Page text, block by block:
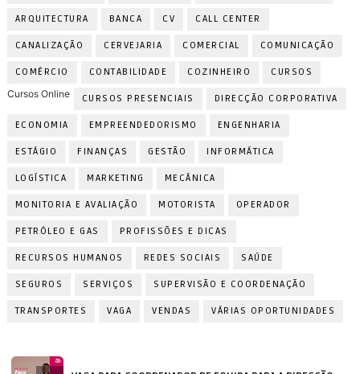
ARQUITECTURA BANCA CV CALL CENTER
CANALIZAÇÃO CERVEJARIA COMERCIAL COMUNICAÇÃO
COMÉRCIO CONTABILIDADE COZINHEIRO
CURSOS
Cursos Online
CURSOS PRESENCIAIS DIRECÇÃO CORPORATIVA
ECONOMIA EMPREENDEDORISMO ENGENHARIA
ESTÁGIO FINANÇAS GESTÃO INFORMÁTICA
LOGÍSTICA MARKETING MECÂNICA
MONITORIA E AVALIAÇÃO MOTORISTA OPERADOR
PETRÓLEO E GAS PROFISSÕES E DICAS
RECURSOS HUMANOS REDES SOCIAIS SAÚDE
SEGUROS SERVIÇOS SUPERVISÃO E COORDENAÇÃO
TRANSPORTES VAGA VENDAS VÁRIAS OPORTUNIDADES